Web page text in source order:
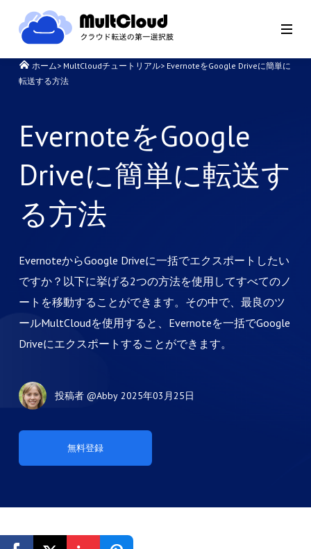
ホーム> MultCloudチュートリアル> EvernoteをGoogle Driveに簡単に
転送する方法
EvernoteをGoogle
Driveに簡単に転送す
る方法
EvernoteからGoogle Driveに一括でエクスポートしたい
ですか？以下に挙げる2つの方法を使用してすべてのノ
ートを移動することができます。その中で、最良のツ
ールMultCloudを使用すると、Evernoteを一括でGoogle
Driveにエクスポートすることができます。
投稿者 @Abby 2025年03月25日